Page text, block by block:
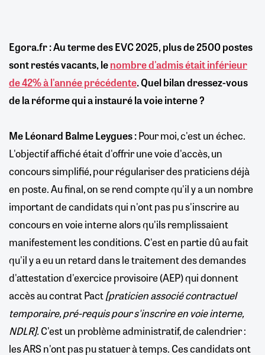
Egora.fr : Au terme des EVC 2025, plus de 2500 postes
sont restés vacants, lenombre d'admis était inférieur
de 42% à l'année précédente. Quel bilan dressez-vous
de la réforme qui a instauré la voie interne ?
Me Léonard Balme Leygues :Pour moi, c'est un échec.
L'objectif affiché était d'offrir une voie d'accès, un
concours simplifié, pour régulariser des praticiens déjà
en poste. Au final, on se rend compte qu'il y a un nombre
important de candidats qui n'ont pas pu s'inscrire au
concours en voie interne alors qu'ils remplissaient
manifestement les conditions. C'est en partie dû au fait
qu'il y a eu un retard dans le traitement des demandes
d'attestation d'exercice provisoire (AEP) qui donnent
accès au contrat Pact[praticien associé contractuel
temporaire, pré-requis pour s'inscrire en voie interne,
NDLR].C'est un problème administratif, de calendrier :
les ARS n'ont pas pu statuer à temps. Ces candidats ont